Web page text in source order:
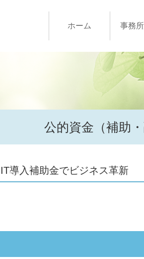
ホーム 事務
公的資金（補助・
導入補助金でビジネス革新